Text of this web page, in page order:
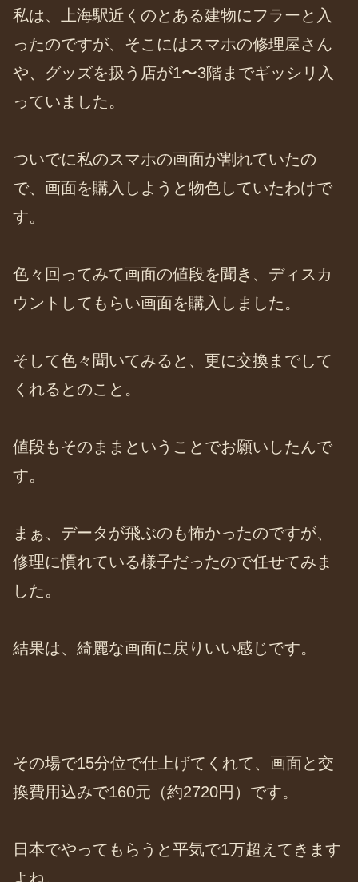
私は、上海駅近くのとある建物にフラーと入
ったのですが、そこにはスマホの修理屋さん
や、グッズを扱う店が1〜3階までギッシリ入
っていました。
ついでに私のスマホの画面が割れていたの
で、画面を購入しようと物色していたわけで
す。
色々回ってみて画面の値段を聞き、ディスカ
ウントしてもらい画面を購入しました。
そして色々聞いてみると、更に交換までして
くれるとのこと。
値段もそのままということでお願いしたんで
す。
まぁ、データが飛ぶのも怖かったのですが、
修理に慣れている様子だったので任せてみま
した。
結果は、綺麗な画面に戻りいい感じです。
その場で15分位で仕上げてくれて、画面と交
換費用込みで160元（約2720円）です。
日本でやってもらうと平気で1万超えてきます
よね。